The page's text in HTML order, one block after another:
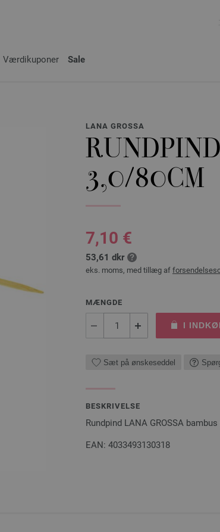
Værdikuponer Sale
LANA GROSSA
3,0/80CM
7,10 €
53,61 dkr
eks. moms, med tillæg af
MÆNGDE
I
Sæt på ønskeseddel
BESKRIVELSE
Rundpind LANA GROSSA
EAN: 4033493130318